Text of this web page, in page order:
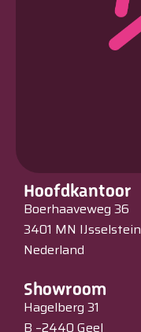
Hoofdkantoor
Boerhaaveweg 36
3401 MN IJsselstein
Nederland
Showroom
Hagelberg 31
B –2440 Geel